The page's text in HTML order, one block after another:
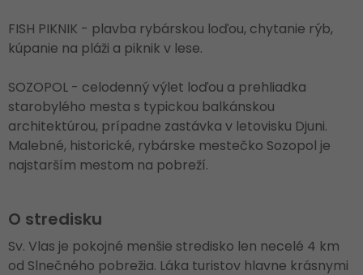
FISH PIKNIK - plavba rybárskou loďou, chytanie rýb,
kúpanie na pláži a piknik v lese.
SOZOPOL - celodenný výlet loďou a prehliadka
starobylého mesta s typickou balkánskou
architektúrou, prípadne zastávka v letovisku Djuni.
Malebné, historické, rybárske mestečko Sozopol je
najstarším mestom na pobreží.
O stredisku
Sv. Vlas je pokojné menšie stredisko len necelé 4 km
od Slnečného pobrežia. Láka turistov hlavne krásnymi